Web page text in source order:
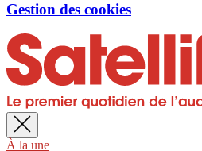
Gestion des cookies
À la une